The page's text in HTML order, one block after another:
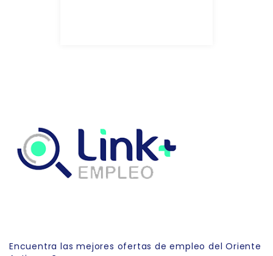
Encuentra las mejores ofertas de empleo del Oriente